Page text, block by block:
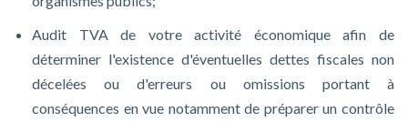
Audit TVA de votre activité économique afin de
déterminer l'existence d'éventuelles dettes fiscales non
décelées ou d'erreurs ou omissions portant à
conséquences en vue notamment de préparer un contrôle